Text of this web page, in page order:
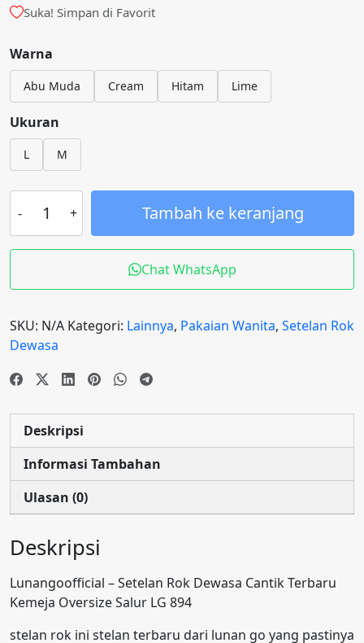
Suka! Simpan di Favorit
Warna
Abu Muda Cream Hitam Lime
Ukuran
L M
Tambah ke keranjang
Chat WhatsApp
SKU: N/A Kategori: Lainnya, Pakaian Wanita, Setelan Rok
Dewasa
Deskripsi
Informasi Tambahan
Ulasan (0)
Deskripsi
Lunangoofficial – Setelan Rok Dewasa Cantik Terbaru
Kemeja Oversize Salur LG 894
stelan rok ini stelan terbaru dari lunan go yang pastinya